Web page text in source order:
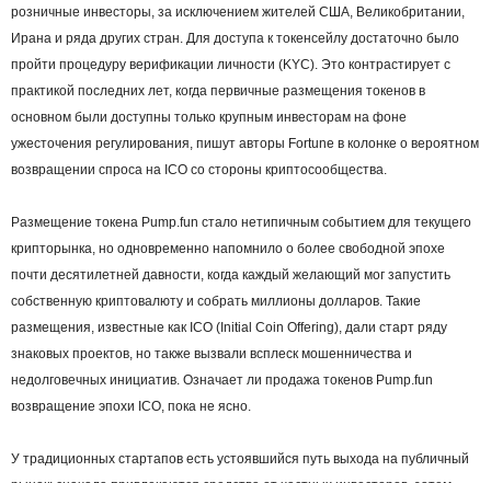
розничные инвесторы, за исключением жителей США, Великобритании,
Ирана и ряда других стран. Для доступа к токенсейлу достаточно было
пройти процедуру верификации личности (KYC). Это контрастирует с
практикой последних лет, когда первичные размещения токенов в
основном были доступны только крупным инвесторам на фоне
ужесточения регулирования, пишут авторы Fortune в колонке о вероятном
возвращении спроса на ICO со стороны криптосообщества.
Размещение токена Pump.fun стало нетипичным событием для текущего
крипторынка, но одновременно напомнило о более свободной эпохе
почти десятилетней давности, когда каждый желающий мог запустить
собственную криптовалюту и собрать миллионы долларов. Такие
размещения, известные как ICO (Initial Coin Offering), дали старт ряду
знаковых проектов, но также вызвали всплеск мошенничества и
недолговечных инициатив. Означает ли продажа токенов Pump.fun
возвращение эпохи ICO, пока не ясно.
У традиционных стартапов есть устоявшийся путь выхода на публичный